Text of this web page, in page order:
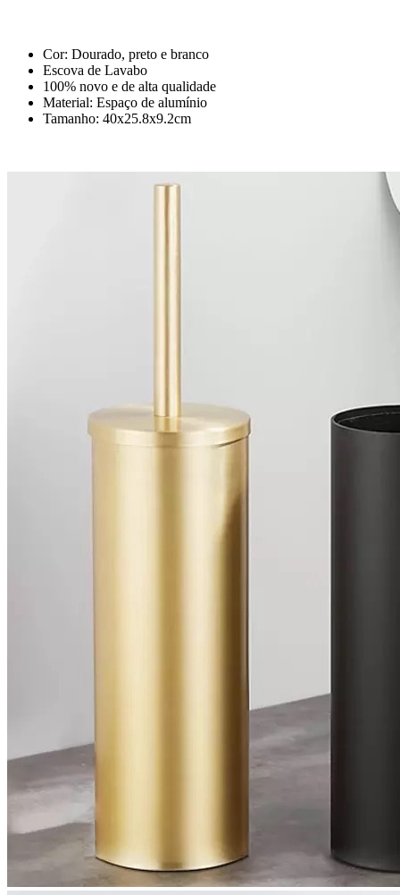
Cor: Dourado, preto e branco
Escova de Lavabo
100% novo e de alta qualidade
Material: Espaço de alumínio
Tamanho: 40x25.8x9.2cm